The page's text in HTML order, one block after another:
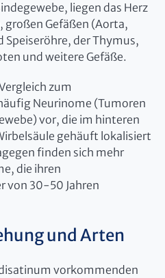
liegen das Herz
großen Gefäßen (Aorta,
der Thymus,
und weitere Gefäße.
zum
Neurinome (Tumoren
vor, die im hinteren
gehäuft lokalisiert
finden sich mehr
die ihren
von 30-50 Jahren
und Arten
vorkommenden